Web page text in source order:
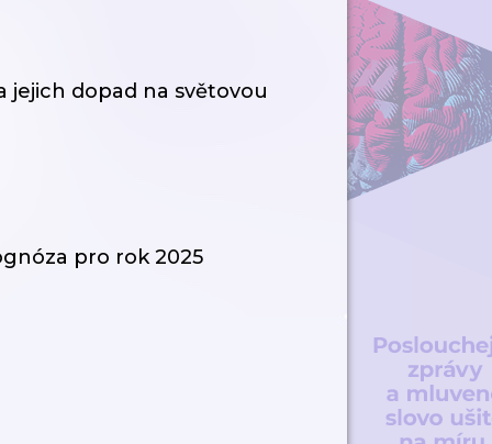
jejich dopad na světovou
pro rok 2025